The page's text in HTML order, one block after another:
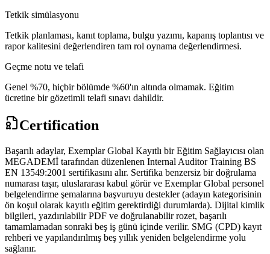
Tetkik simülasyonu
Tetkik planlaması, kanıt toplama, bulgu yazımı, kapanış toplantısı ve
rapor kalitesini değerlendiren tam rol oynama değerlendirmesi.
Geçme notu ve telafi
Genel %70, hiçbir bölümde %60'ın altında olmamak. Eğitim
ücretine bir gözetimli telafi sınavı dahildir.
Certification
Başarılı adaylar, Exemplar Global Kayıtlı bir Eğitim Sağlayıcısı olan
MEGADEMİ tarafından düzenlenen Internal Auditor Training BS
EN 13549:2001 sertifikasını alır. Sertifika benzersiz bir doğrulama
numarası taşır, uluslararası kabul görür ve Exemplar Global personel
belgelendirme şemalarına başvuruyu destekler (adayın kategorisinin
ön koşul olarak kayıtlı eğitim gerektirdiği durumlarda). Dijital kimlik
bilgileri, yazdırılabilir PDF ve doğrulanabilir rozet, başarılı
tamamlamadan sonraki beş iş günü içinde verilir. SMG (CPD) kayıt
rehberi ve yapılandırılmış beş yıllık yeniden belgelendirme yolu
sağlanır.